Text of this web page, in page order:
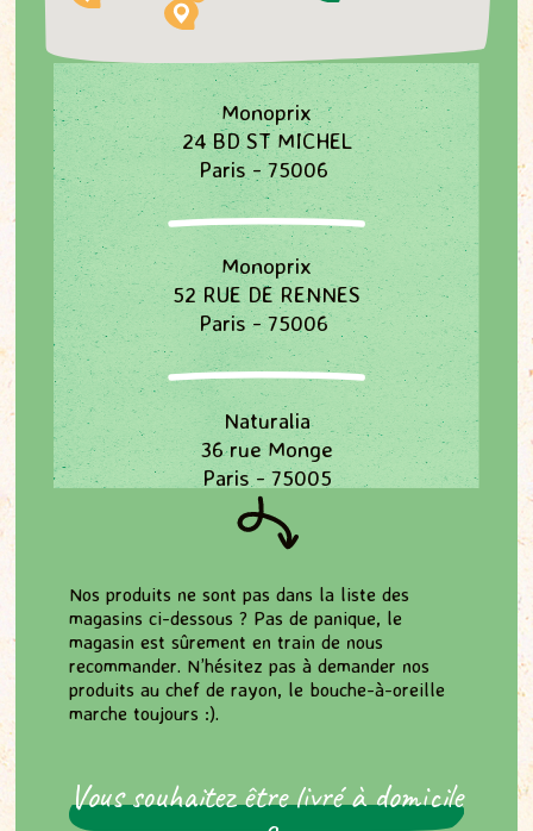
Monoprix
24 BD ST MICHEL
Paris - 75006
Monoprix
52 RUE DE RENNES
Paris - 75006
Naturalia
36 rue Monge
Paris - 75005
78, Boulevard Saint Michel
Paris - 75006
Paris - 75005
Nos produits ne sont pas dans la liste des
magasins ci-dessous ? Pas de panique, le
magasin est sûrement en train de nous
recommander. N’hésitez pas à demander nos
produits au chef de rayon, le bouche-à-oreille
marche toujours :).
Vous souhaitez être livré à domicile